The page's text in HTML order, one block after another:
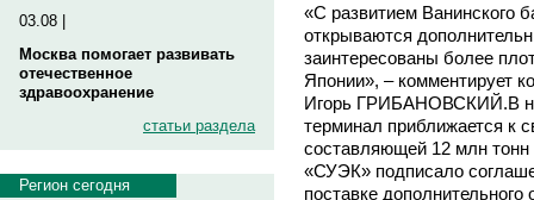
03.08 |
Москва помогает развивать
отечественное
здравоохранение
статьи раздела
Регион сегодня
«С развитием Ванинского
открываются
заинтересованы более
Японии», – комментирует
Игорь ГРИБАНОВСКИЙ.В
терминал приближается к
составляющей 12 млн
«СУЭК» подписало
поставке